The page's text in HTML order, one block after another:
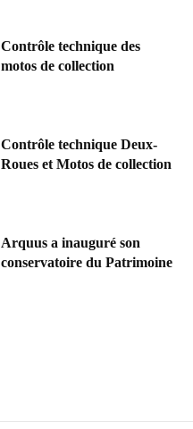
Contrôle technique des
motos de collection
Contrôle technique Deux-
Roues et Motos de collection
Arquus a inauguré son
conservatoire du Patrimoine